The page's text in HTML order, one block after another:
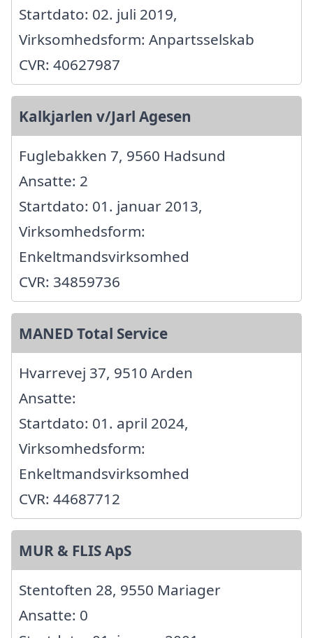
Startdato: 02. juli 2019,
Virksomhedsform: Anpartsselskab
CVR: 40627987
Kalkjarlen v/Jarl Agesen
Fuglebakken 7, 9560 Hadsund
Ansatte: 2
Startdato: 01. januar 2013,
Virksomhedsform:
Enkeltmandsvirksomhed
CVR: 34859736
MANED Total Service
Hvarrevej 37, 9510 Arden
Ansatte:
Startdato: 01. april 2024,
Virksomhedsform:
Enkeltmandsvirksomhed
CVR: 44687712
MUR & FLIS ApS
Stentoften 28, 9550 Mariager
Ansatte: 0